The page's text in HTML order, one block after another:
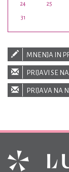
24 25
31
MNENJA IN
PRIJAVI SE
PRIJAVA NA